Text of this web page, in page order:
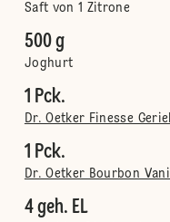
Saft von 1 Zitrone
500 g
Joghurt
1 Pck.
Dr. Oetker Finesse
1 Pck.
Dr. Oetker Bourbon
4 geh. EL